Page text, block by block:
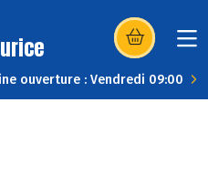
(s’ouvre dans
ouverture : Vendredi 09:00